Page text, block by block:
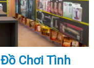
Đồ Chơi Tình